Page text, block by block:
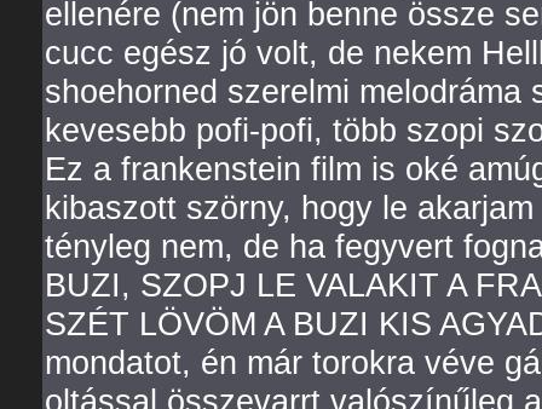
ellenére (nem jön benne össze
cucc egész jó volt, de nekem
shoehorned szerelmi
kevesebb pofi-pofi, több szopi
Ez a frankenstein film is oké
kibaszott szörny, hogy le
tényleg nem, de ha fegyvert
BUZI, SZOPJ LE VALAKIT A
SZÉT LÖVÖM A BUZI KIS
mondatot, én már torokra véve
oltással összevarrt valószínűleg